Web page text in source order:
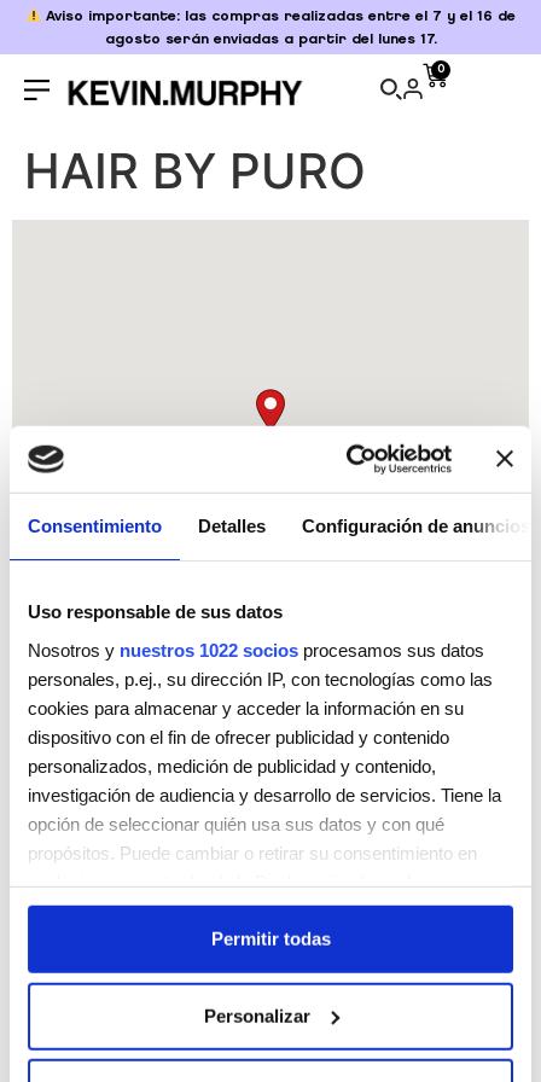
Consentimiento Detalles Configuración de anuncios
Uso responsable de sus datos
Nosotros y nuestros 1022 socios procesamos sus datos
personales, p.ej., su dirección IP, con tecnologías como las
cookies para almacenar y acceder la información en su
dispositivo con el fin de ofrecer publicidad y contenido
personalizados, medición de publicidad y contenido,
investigación de audiencia y desarrollo de servicios. Tiene la
opción de seleccionar quién usa sus datos y con qué
propósitos. Puede cambiar o retirar su consentimiento en
clicando en el Menú de consentimiento.
Si lo permite, también quisiéramos:
que puede tener una precisión de varios metros
Identificar su dispositivo analizándolo activamente
Permitir todas
Personalizar
Aviso importante: las compras realizadas entre el 7 y el 16 de
agosto serán enviadas a partir del lunes 17.
0
HAIR BY PURO
HAIR BY PURO
RUA DO ROSARIO 152-154
PORTO4050521
Portugal
Teléfono: 222081717 / 916692629
Lunes
9:00 AM - 5:00 PM
Martes
9:00 AM - 5:00 PM
9:00 AM - 5:00 PM
Viernes
9:00 AM - 5:00 PM